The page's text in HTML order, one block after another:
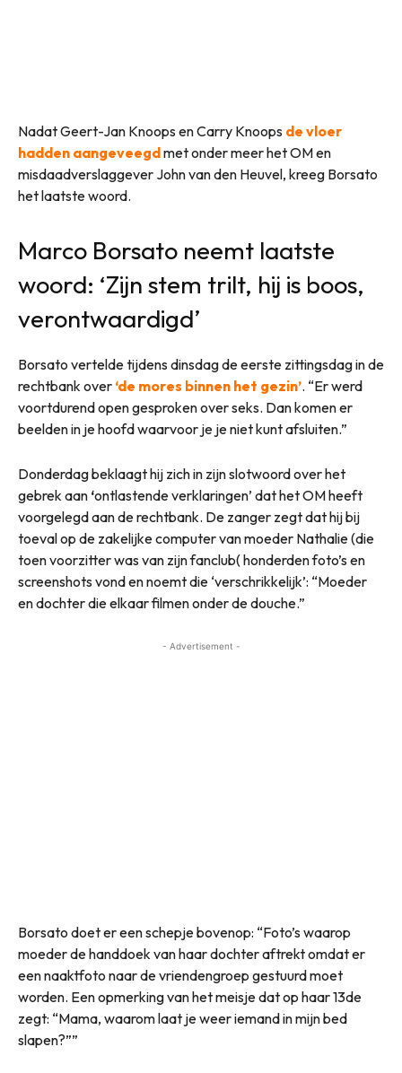
Nadat Geert-Jan Knoops en Carry Knoops de vloer
hadden aangeveegdmet onder meer het OM en
misdaadverslaggever John van den Heuvel, kreeg Borsato
het laatste woord.
Marco Borsato neemt laatste
woord: ‘Zijn stem trilt, hij is boos,
verontwaardigd’
Borsato vertelde tijdens dinsdag de eerste zittingsdag in de
rechtbank over ‘de mores binnen het gezin’. “Er werd
voortdurend open gesproken over seks. Dan komen er
beelden in je hoofd waarvoor je je niet kunt afsluiten.”
Donderdag beklaagt hij zich in zijn slotwoord over het
gebrek aan ‘ontlastende verklaringen’ dat het OM heeft
voorgelegd aan de rechtbank. De zanger zegt dat hij bij
toeval op de zakelijke computer van moeder Nathalie (die
toen voorzitter was van zijn fanclub( honderden foto’s en
screenshots vond en noemt die ‘verschrikkelijk’: “Moeder
en dochter die elkaar filmen onder de douche.”
- Advertisement -
Borsato doet er een schepje bovenop: “Foto’s waarop
moeder de handdoek van haar dochter aftrekt omdat er
een naaktfoto naar de vriendengroep gestuurd moet
worden. Een opmerking van het meisje dat op haar 13de
zegt: “Mama, waarom laat je weer iemand in mijn bed
slapen?””